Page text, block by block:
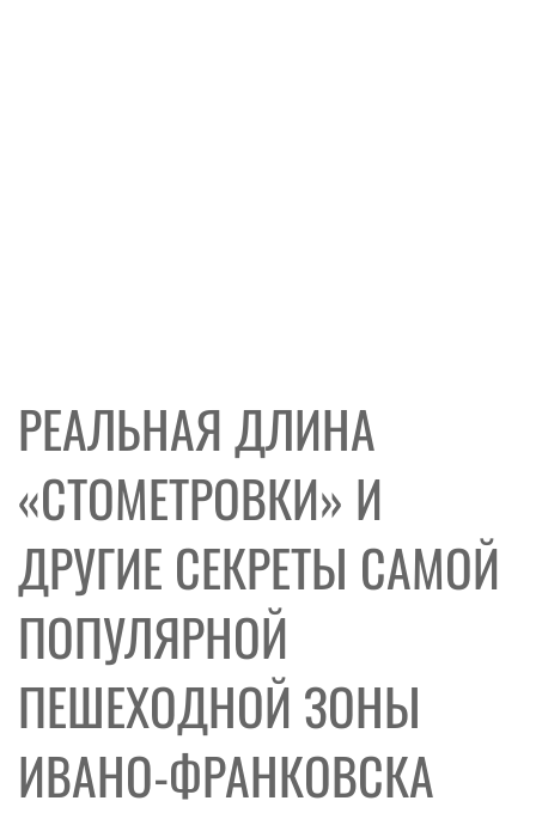
РЕАЛЬНАЯ ДЛИНА
«СТОМЕТРОВКИ» И
ДРУГИЕ СЕКРЕТЫ САМОЙ
ПОПУЛЯРНОЙ
ПЕШЕХОДНОЙ ЗОНЫ
ИВАНО-ФРАНКОВСКА